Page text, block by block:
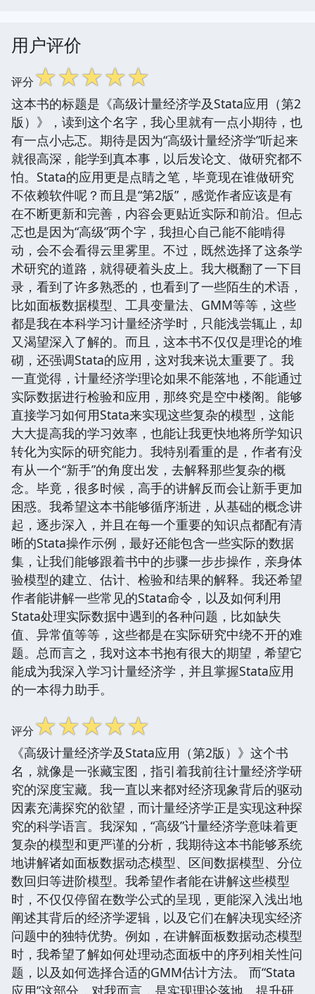
用户评价
评分☆☆☆☆☆
这本书的标题是《高级计量经济学及Stata应用（第2
版）》，读到这个名字，我心里就有一点小期待，也
有一点小忐忑。期待是因为“高级计量经济学”听起来
就很高深，能学到真本事，以后发论文、做研究都不
怕。Stata的应用更是点睛之笔，毕竟现在谁做研究
不依赖软件呢？而且是“第2版”，感觉作者应该是有
在不断更新和完善，内容会更贴近实际和前沿。但忐
忑也是因为“高级”两个字，我担心自己能不能啃得
动，会不会看得云里雾里。不过，既然选择了这条学
术研究的道路，就得硬着头皮上。我大概翻了一下目
录，看到了许多熟悉的，也看到了一些陌生的术语，
比如面板数据模型、工具变量法、GMM等等，这些
都是我在本科学习计量经济学时，只能浅尝辄止，却
又渴望深入了解的。而且，这本书不仅仅是理论的堆
砌，还强调Stata的应用，这对我来说太重要了。我
一直觉得，计量经济学理论如果不能落地，不能通过
实际数据进行检验和应用，那终究是空中楼阁。能够
直接学习如何用Stata来实现这些复杂的模型，这能
大大提高我的学习效率，也能让我更快地将所学知识
转化为实际的研究能力。我特别看重的是，作者有没
有从一个“新手”的角度出发，去解释那些复杂的概
念。毕竟，很多时候，高手的讲解反而会让新手更加
困惑。我希望这本书能够循序渐进，从基础的概念讲
起，逐步深入，并且在每一个重要的知识点都配有清
晰的Stata操作示例，最好还能包含一些实际的数据
集，让我们能够跟着书中的步骤一步步操作，亲身体
验模型的建立、估计、检验和结果的解释。我还希望
作者能讲解一些常见的Stata命令，以及如何利用
Stata处理实际数据中遇到的各种问题，比如缺失
值、异常值等等，这些都是在实际研究中绕不开的难
题。总而言之，我对这本书抱有很大的期望，希望它
能成为我深入学习计量经济学，并且掌握Stata应用
的一本得力助手。
评分☆☆☆☆☆
《高级计量经济学及Stata应用（第2版）》这个书
名，就像是一张藏宝图，指引着我前往计量经济学研
究的深度宝藏。我一直以来都对经济现象背后的驱动
因素充满探究的欲望，而计量经济学正是实现这种探
究的科学语言。我深知，“高级”计量经济学意味着更
复杂的模型和更严谨的分析，我期待这本书能够系统
地讲解诸如面板数据动态模型、区间数据模型、分位
数回归等进阶模型。我希望作者能在讲解这些模型
时，不仅仅停留在数学公式的呈现，更能深入浅出地
阐述其背后的经济学逻辑，以及它们在解决现实经济
问题中的独特优势。例如，在讲解面板数据动态模型
时，我希望了解如何处理动态面板中的序列相关性问
题，以及如何选择合适的GMM估计方法。 而“Stata
应用”这部分，对我而言，是实现理论落地、提升研